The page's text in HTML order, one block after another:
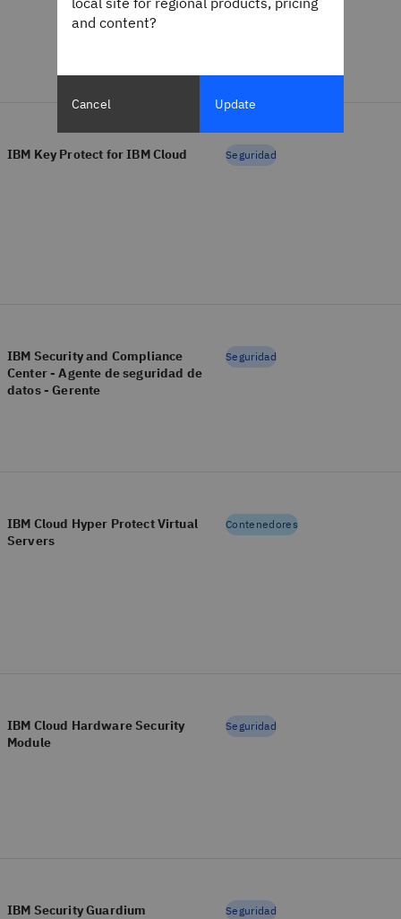
IBM Key Protect for IBM Cloud Seguridad
IBM Security and Compliance
Center - Agente de seguridad de
datos - Gerente
Seguridad
IBM Cloud Hyper Protect Virtual
Servers
Contenedores
IBM Cloud Hardware Security
Module
Seguridad
IBM Security Guardium Seguridad
and content?
Cancel Update